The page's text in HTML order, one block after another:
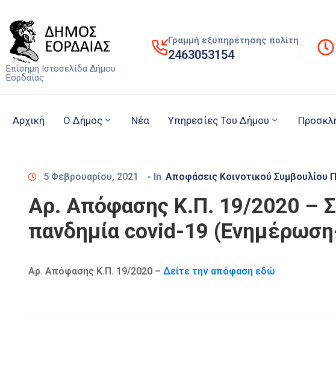
Επίσημη Ιστοσελίδα Δήμου
Εορδαίας
Γραμμή εξυπηρέτησης πολίτη
2463053154
Αρχική Ο Δήμος Νέα Υπηρεσίες Του Δήμου
5 Φεβρουαρίου, 2021 - In Αποφάσεις Κοινοτικού Συμβουλίου
Αρ. Απόφασης Κ.Π. 19/2020 –
πανδημία covid-19
Αρ. Απόφασης Κ.Π. 19/2020 – Δείτε την απόφαση εδώ